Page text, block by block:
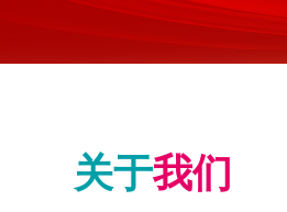
关于我们